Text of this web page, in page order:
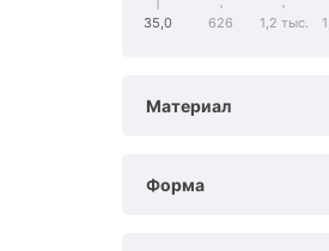
35,0 626 1,2 тыс.
Материал
Форма